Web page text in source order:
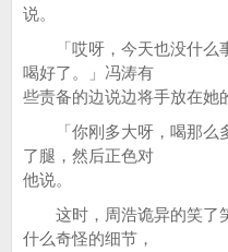
说。
「哎呀，今天也没什么
喝好了。」冯涛有
些责备的边说边将手放在她
「你刚多大呀，喝那么
了腿，然后正色对
他说。
这时，周浩诡异的笑了
什么奇怪的细节，